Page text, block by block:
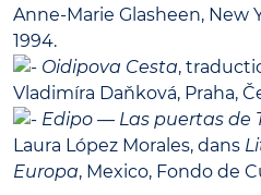
Anne-Marie Glasheen, New
1994.
Oidipova Cesta,
Vladimíra Daňková, Praha,
Edipo — Las puertas de
Laura López Morales, dans
Europa, Mexico, Fondo de